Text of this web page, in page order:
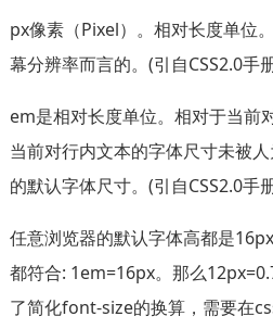
px像素（Pixel）。相对长度单位
幕分辨率而言的。(引自CSS2.0手
em是相对长度单位。相对于当前
当前对行内文本的字体尺寸未被
的默认字体尺寸。(引自CSS2.0手
任意浏览器的默认字体高都是
都符合: 1em=16px。那么
了简化font-size的换算，需要在